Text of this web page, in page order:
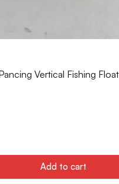
Vertical Fishing
Add to cart